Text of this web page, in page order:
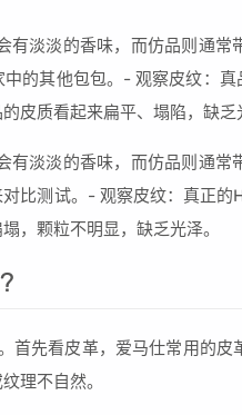
淡淡的香味，而仿品则通常
的其他包包。- 观察皮纹：
皮质看起来扁平、塌陷，缺乏
淡淡的香味，而仿品则通常
比测试。- 观察皮纹：真正的
，颗粒不明显，缺乏光泽。
首先看皮革，爱马仕常用的
理不自然。